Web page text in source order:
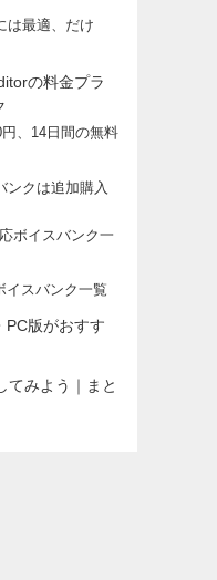
は最適、だけ
の料金プラ
、14日間の無料
ンクは追加購入
ボイスバンク一
イスバンク一覧
PC版がおすす
てみよう｜まと